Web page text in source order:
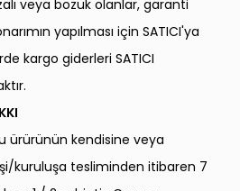
veya bozuk olanlar, garanti
yapılması için SATICI'ya
kargo giderleri SATICI
ürürünün kendisine veya
kuruluşa tesliminden itibaren 7